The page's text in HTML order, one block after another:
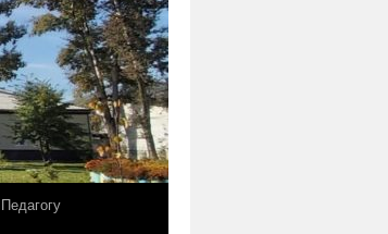
Педагогу